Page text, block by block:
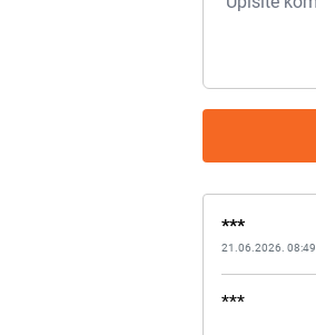
***
21.06.2026. 08:49
***